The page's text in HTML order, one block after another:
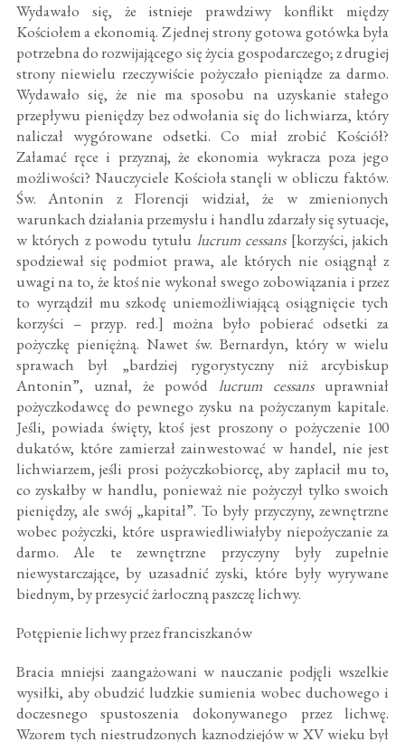
Wydawało się, że istnieje prawdziwy konflikt między
Kościołem a ekonomią. Z jednej strony gotowa gotówka była
potrzebna do rozwijającego się życia gospodarczego; z drugiej
strony niewielu rzeczywiście pożyczało pieniądze za darmo.
Wydawało się, że nie ma sposobu na uzyskanie stałego
przepływu pieniędzy bez odwołania się do lichwiarza, który
naliczał wygórowane odsetki. Co miał zrobić Kościół?
Załamać ręce i przyznaj, że ekonomia wykracza poza jego
możliwości? Nauczyciele Kościoła stanęli w obliczu faktów.
Św. Antonin z Florencji widział, że w zmienionych
warunkach działania przemysłu i handlu zdarzały się sytuacje,
w których z powodu tytułu lucrum cessans[korzyści, jakich
spodziewał się podmiot prawa, ale których nie osiągnął z
uwagi na to, że ktoś nie wykonał swego zobowiązania i przez
to wyrządził mu szkodę uniemożliwiającą osiągnięcie tych
korzyści – przyp. red.] można było pobierać odsetki za
pożyczkę pieniężną. Nawet św. Bernardyn, który w wielu
sprawach był „bardziej rygorystyczny niż arcybiskup
Antonin”, uznał, że powódlucrum cessansuprawniał
pożyczkodawcę do pewnego zysku na pożyczanym kapitale.
Jeśli, powiada święty, ktoś jest proszony o pożyczenie 100
dukatów, które zamierzał zainwestować w handel, nie jest
lichwiarzem, jeśli prosi pożyczkobiorcę, aby zapłacił mu to,
co zyskałby w handlu, ponieważ nie pożyczył tylko swoich
pieniędzy, ale swój „kapitał”. To były przyczyny, zewnętrzne
wobec pożyczki, które usprawiedliwiałyby niepożyczanie za
darmo. Ale te zewnętrzne przyczyny były zupełnie
niewystarczające, by uzasadnić zyski, które były wyrywane
biednym, by przesycić żarłoczną paszczę lichwy.
Potępienie lichwy przez franciszkanów
Bracia mniejsi zaangażowani w nauczanie podjęli wszelkie
wysiłki, aby obudzić ludzkie sumienia wobec duchowego i
doczesnego spustoszenia dokonywanego przez lichwę.
Wzorem tych niestrudzonych kaznodziejów w XV wieku był